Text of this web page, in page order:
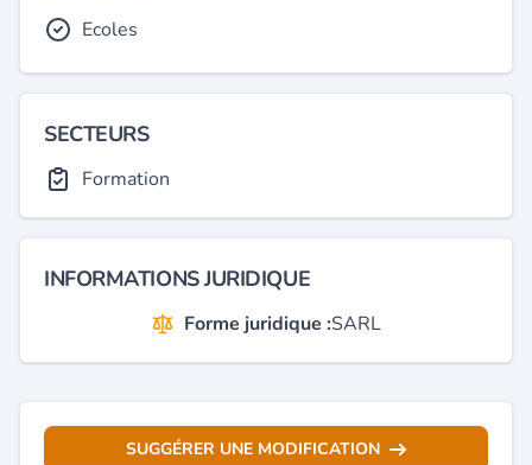
Ecoles
SECTEURS
Formation
INFORMATIONS JURIDIQUE
Forme juridique :SARL
SUGGÉRER UNE MODIFICATION